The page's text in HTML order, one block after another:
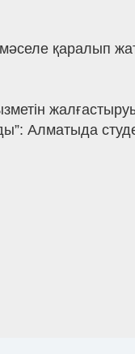
мәселе қаралып
Алматыда